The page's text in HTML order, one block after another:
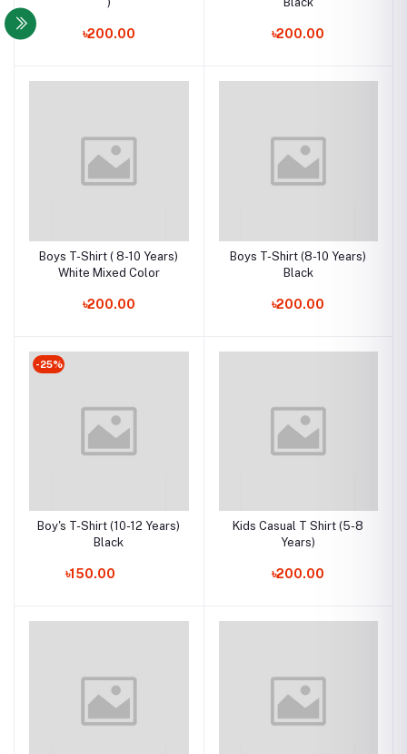
৳200.00 ৳200.00
Boys T-Shirt ( 8-10 Years)
White Mixed Color
৳200.00
Boys T-Shirt (8-10 Years)
Black
৳200.00
-25%
Boy's T-Shirt (10-12 Years)
Black
৳150.00
Kids Casual T Shirt (5-8
Years)
৳200.00